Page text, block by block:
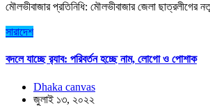
মৌলভীবাজার প্রতিনিধি: মৌলভীবাজার জেলা ছাত্রলীগের
সারাদেশ
বদলে যাচ্ছে র‌্যাব: পরিবর্তন হচ্ছে নাম, লোগো ও পোশাক
Dhaka canvas
জুলাই ১৩, ২০২২